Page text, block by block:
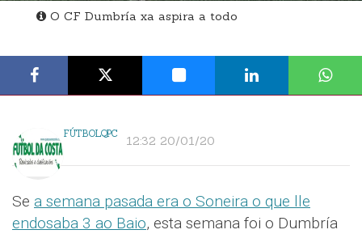
O CF Dumbría xa aspira a todo
FÚTBOLQPC 12:32 20/01/20
Se a semana pasada era o Soneira o que lle
endosaba 3 ao Baio, esta semana foi o Dumbría